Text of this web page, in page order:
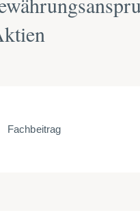
Fachbeitrag